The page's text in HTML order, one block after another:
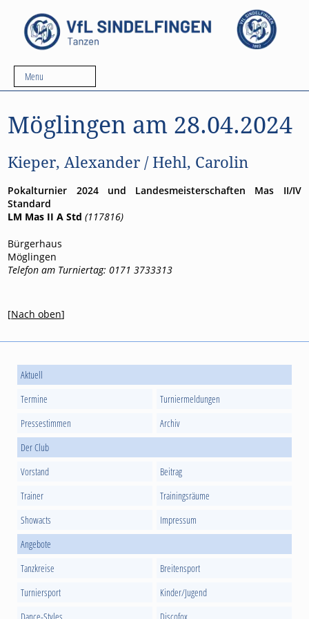
Menu
Möglingen am 28.04.2024
Kieper, Alexander / Hehl, Carolin
Pokalturnier 2024 und Landesmeisterschaften Mas II/IV
Standard
LM Mas II A Std(117816)
Bürgerhaus
Möglingen
Telefon am Turniertag: 0171 3733313
[Nach oben]
Aktuell
Termine
Turniermeldungen
Pressestimmen
Archiv
Der Club
Vorstand
Beitrag
Trainer
Trainingsräume
Showacts
Impressum
Angebote
Tanzkreise
Breitensport
Turniersport
Kinder/Jugend